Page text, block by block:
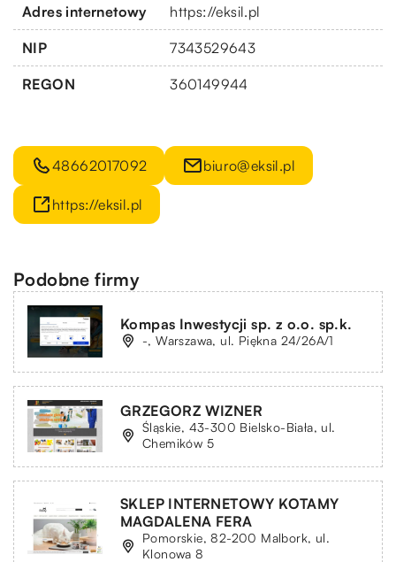
Adres internetowy https://eksil.pl
NIP 7343529643
REGON 360149944
48662017092 biuro@eksil.pl
https://eksil.pl
Podobne firmy
Kompas Inwestycji sp. z o.o. sp.k.
-, Warszawa, ul. Piękna 24/26A/1
GRZEGORZ WIZNER
Śląskie, 43-300 Bielsko-Biała, ul.
Chemików 5
SKLEP INTERNETOWY KOTAMY
MAGDALENA FERA
Pomorskie, 82-200 Malbork, ul.
Klonowa 8